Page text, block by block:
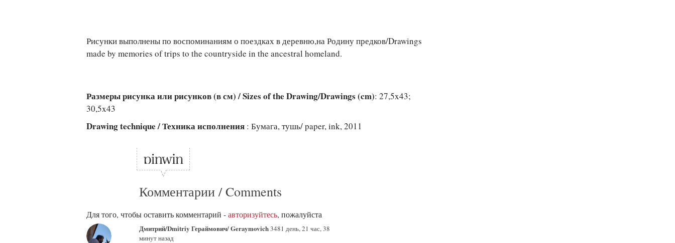
Рисунки выполнены по воспоминаниям о поездках в деревню,на Родину предков/Drawings
made by memories of trips to the countryside in the ancestral homeland.
Размеры рисунка или рисунков (в см) / Sizes of the Drawing/Drawings (cm): 27,5x43;
30,5x43
Drawing technique / Техника исполнения : Бумага, тушь/ paper, ink, 2011
Комментарии / Comments
Для того, чтобы оставить комментарий - авторизуйтесь, пожалуйста
Дмитрий/Dmitriy Гераймович/ Geraymovich3481 день, 21 час, 38
минут назад